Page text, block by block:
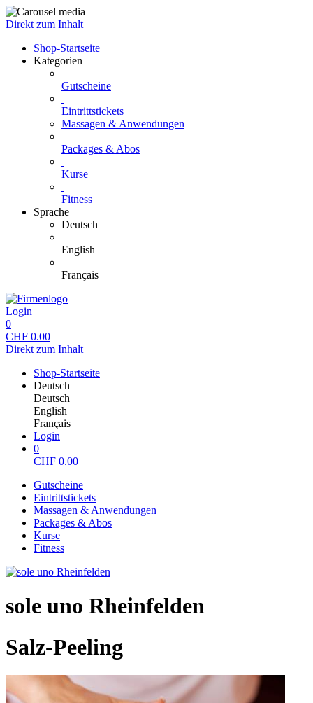
Direkt zum Inhalt
Shop-Startseite
Kategorien
Gutscheine
Eintrittstickets
Massagen & Anwendungen
Packages & Abos
Kurse
Fitness
Sprache
Deutsch
English
Français
Login
0
CHF 0.00
Direkt zum Inhalt
Shop-Startseite
Deutsch
Deutsch
English
Français
Login
0
CHF 0.00
Gutscheine
Eintrittstickets
Massagen & Anwendungen
Packages & Abos
Kurse
Fitness
sole uno Rheinfelden
Salz-Peeling